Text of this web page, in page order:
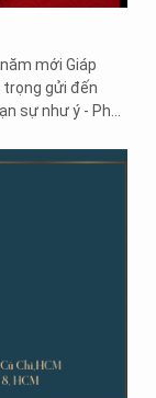
mới Giáp
trọng gửi đến
sự như ý - Phú